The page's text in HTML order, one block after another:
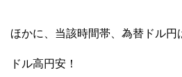
ほかに、当該時間帯、為替ドル円
ドル高円安！